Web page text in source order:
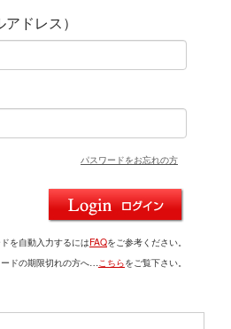
ドレス）
パスワードをお忘れの方
を自動入力するにはFAQをご参考ください。
ドの期限切れの方へ…こちらをご覧下さい。